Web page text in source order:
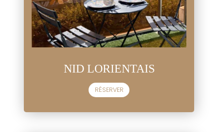
NID LORIENTAIS
RÉSERVER